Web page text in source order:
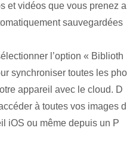
et vidéos que vous prenez a
sauvegardées
l’option « Biblioth
synchroniser toutes les pho
appareil avec le cloud. D
à toutes vos images⁢ d
⁣iOS‍ ou même depuis un P